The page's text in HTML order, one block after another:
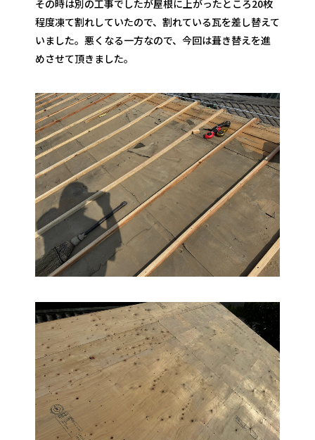
その時は別の工事でしたが屋根に上がったところ20枚
程度凍て割れしていたので、割れている瓦を差し替えて
いました。悪くなる一方なので、今回は葺き替えを進
めさせて頂きました。